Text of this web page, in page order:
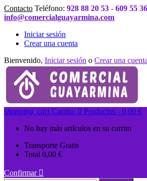
Contacto Teléfono: 928 88 20 53 - 609 55
info@comercialguayarmina.com
Iniciar sesión
Crear una cuenta
Bienvenido, Iniciar sesión o Crear una cuenta
shopping_cart Carrito: 0 Productos - 0,00 €
No hay más artículos en su carrito
Transporte Gratis
Total 0,00 €
Confirmar 